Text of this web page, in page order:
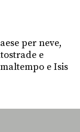
per neve,
e
e Isis